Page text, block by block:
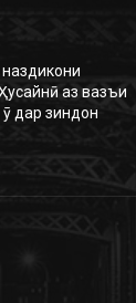
аз вазъи
дар зиндон